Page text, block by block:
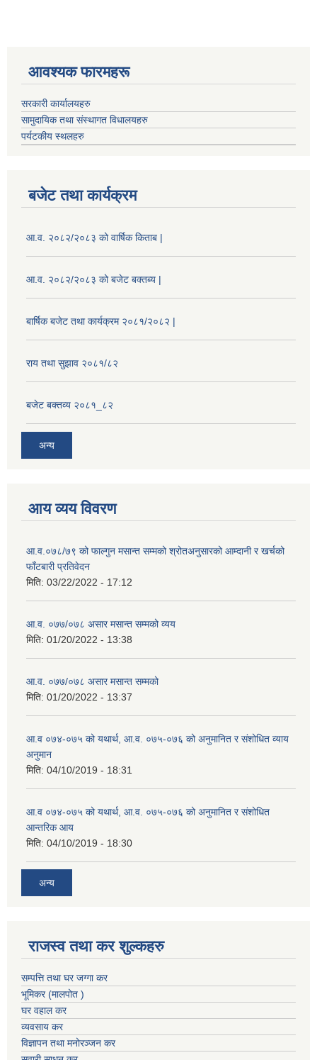
आवश्यक फारमहरू
सरकारी कार्यालयहरु
सामुदायिक तथा संस्थागत विधालयहरु
पर्यटकीय स्थलहरु
बजेट तथा कार्यक्रम
आ.व. २०८२/२०८३ को वार्षिक किताब |
आ.व. २०८२/२०८३ को बजेट बक्तब्य |
बार्षिक बजेट तथा कार्यक्रम २०८१/२०८२ |
राय तथा सुझाव २०८१/८२
बजेट बक्तव्य २०८१_८२
अन्य
आय व्यय विवरण
आ.व.०७८/७९ को फाल्गुन मसान्त सम्मको श्रोतअनुसारको आम्दानी र खर्चको
फाँटबारी प्रतिवेदन
मिति: 03/22/2022 - 17:12
आ.व. ०७७/०७८ असार मसान्त सम्मको व्यय
मिति: 01/20/2022 - 13:38
आ.व. ०७७/०७८ असार मसान्त सम्मको
मिति: 01/20/2022 - 13:37
आ.व ०७४-०७५ को यथार्थ, आ.व. ०७५-०७६ को अनुमानित र संशोधित व्याय
अनुमान
मिति: 04/10/2019 - 18:31
आ.व ०७४-०७५ को यथार्थ, आ.व. ०७५-०७६ को अनुमानित र संशोधित
आन्तरिक आय
मिति: 04/10/2019 - 18:30
अन्य
राजस्व तथा कर शुल्कहरु
सम्पत्ति तथा घर जग्गा कर
भूमिकर (मालपोत )
घर वहाल कर
व्यवसाय कर
विज्ञापन तथा मनोरञ्जन कर